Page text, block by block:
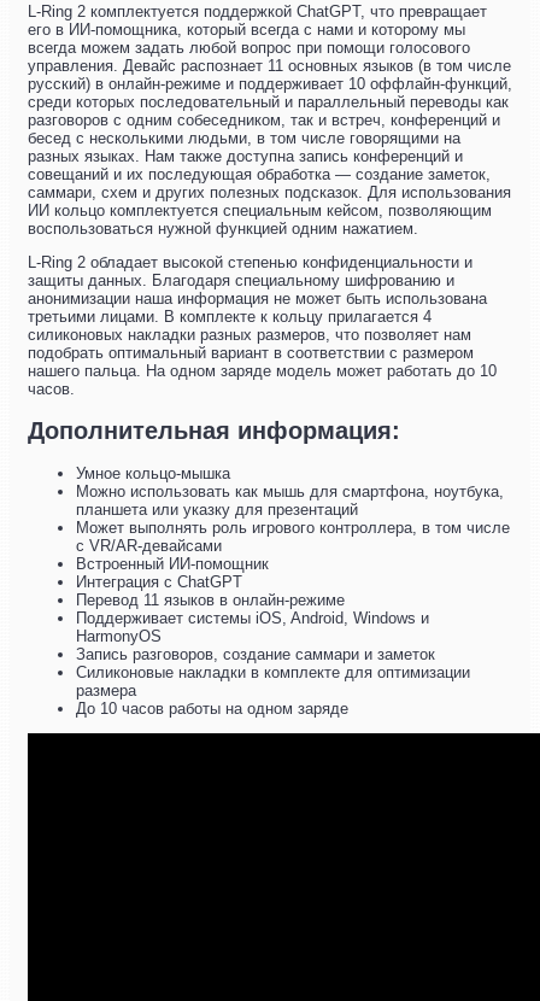
L-Ring 2 комплектуется поддержкой ChatGPT, что превращает
его в ИИ-помощника, который всегда с нами и которому мы
всегда можем задать любой вопрос при помощи голосового
управления. Девайс распознает 11 основных языков (в том числе
русский) в онлайн-режиме и поддерживает 10 оффлайн-функций,
среди которых последовательный и параллельный переводы как
разговоров с одним собеседником, так и встреч, конференций и
бесед с несколькими людьми, в том числе говорящими на
разных языках. Нам также доступна запись конференций и
совещаний и их последующая обработка — создание заметок,
саммари, схем и других полезных подсказок. Для использования
ИИ кольцо комплектуется специальным кейсом, позволяющим
воспользоваться нужной функцией одним нажатием.
L-Ring 2 обладает высокой степенью конфиденциальности и
защиты данных. Благодаря специальному шифрованию и
анонимизации наша информация не может быть использована
третьими лицами. В комплекте к кольцу прилагается 4
силиконовых накладки разных размеров, что позволяет нам
подобрать оптимальный вариант в соответствии с размером
нашего пальца. На одном заряде модель может работать до 10
часов.
Дополнительная информация:
Умное кольцо-мышка
Можно использовать как мышь для смартфона, ноутбука,
планшета или указку для презентаций
Может выполнять роль игрового контроллера, в том числе
с VR/AR-девайсами
Встроенный ИИ-помощник
Интеграция с ChatGPT
Перевод 11 языков в онлайн-режиме
Поддерживает системы iOS, Android, Windows и
HarmonyOS
Запись разговоров, создание саммари и заметок
Силиконовые накладки в комплекте для оптимизации
размера
До 10 часов работы на одном заряде